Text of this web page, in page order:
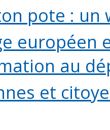
pote : un
européen
au
et